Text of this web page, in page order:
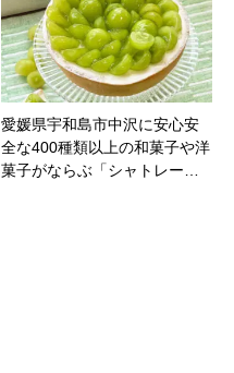
愛媛県宇和島市中沢に安心安
全な400種類以上の和菓子や洋
菓子がならぶ「シャトレー…